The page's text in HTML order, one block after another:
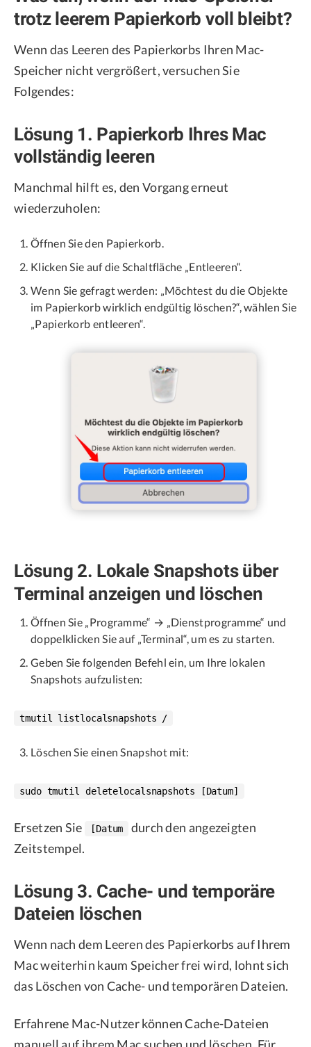
trotz leerem Papierkorb voll bleibt?
Wenn das Leeren des Papierkorbs Ihren Mac-
Speicher nicht vergrößert, versuchen Sie
Folgendes:
Lösung 1. Papierkorb Ihres Mac
vollständig leeren
Manchmal hilft es, den Vorgang erneut
wiederzuholen:
Öffnen Sie den Papierkorb.
Klicken Sie auf die Schaltfläche „Entleeren“.
Wenn Sie gefragt werden: „Möchtest du die Objekte
im Papierkorb wirklich endgültig löschen?“, wählen Sie
„Papierkorb entleeren“.
Lösung 2. Lokale Snapshots über
Terminal anzeigen und löschen
Öffnen Sie „Programme“ → „Dienstprogramme“ und
doppelklicken Sie auf „Terminal“, um es zu starten.
Geben Sie folgenden Befehl ein, um Ihre lokalen
Snapshots aufzulisten:
tmutil listlocalsnapshots /
Löschen Sie einen Snapshot mit:
sudo tmutil deletelocalsnapshots [Datum]
Ersetzen Sie [Datum
durch den angezeigten
Zeitstempel.
Lösung 3. Cache- und temporäre
Dateien löschen
Wenn nach dem Leeren des Papierkorbs auf Ihrem
Mac weiterhin kaum Speicher frei wird, lohnt sich
das Löschen von Cache- und temporären Dateien.
Erfahrene Mac-Nutzer können Cache-Dateien